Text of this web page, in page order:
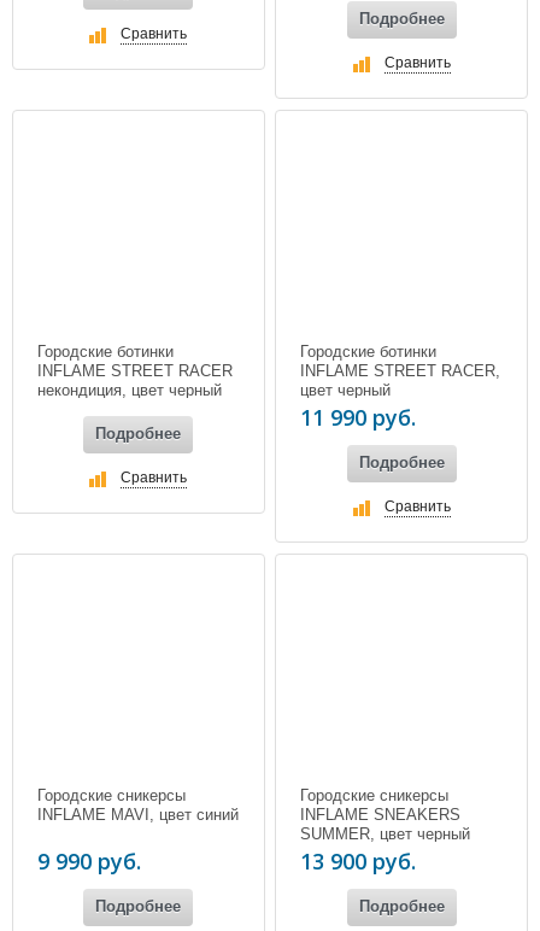
Сравнить
Подробнее
Сравнить
Городские ботинки
INFLAME STREET RACER
некондиция, цвет черный
Подробнее
Сравнить
Городские ботинки
INFLAME STREET RACER,
цвет черный
11 990 руб.
Подробнее
Сравнить
Городские сникерсы
INFLAME MAVI, цвет синий
9 990 руб.
Подробнее
Городские сникерсы
INFLAME SNEAKERS
SUMMER, цвет черный
13 900 руб.
Подробнее